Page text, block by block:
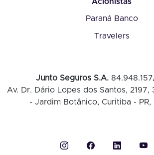
Paraná Banco
Travelers
Junto Seguros S.A.
Av. Dr. Dário Lopes dos Santos, 2197,
- Jardim Botânico, Curitiba - PR,